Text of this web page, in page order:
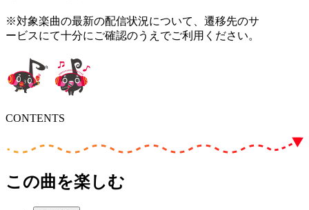
※対象楽曲の最新の配信状況について、遷移先のサ
ービスにて十分にご確認のうえでご利用ください。
CONTENTS
この曲を楽しむ